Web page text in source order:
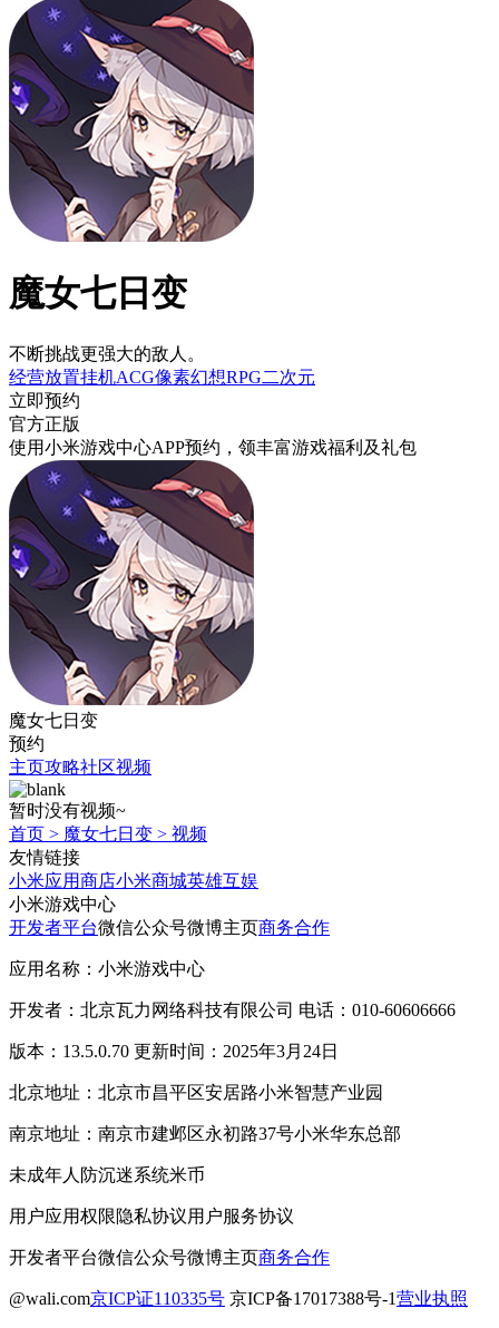
魔女七日变
不断挑战更强大的敌人。
经营放置挂机ACG像素幻想RPG二次元
立即预约
官方正版
使用小米游戏中心APP预约 ，领丰富游戏福利 及礼包
魔女七日变
预约
主页攻略社区视频
暂时没有视频~
首页 > 魔女七日变 > 视频
友情链接
小米应用商店小米商城英雄互娱
小米游戏中心
开发者平台微信公众号微博主页商务合作
应用名称：小米游戏中心
开发者：北京瓦力网络科技有限公司 电话：010-60606666
版本：13.5.0.70 更新时间：2025年3月24日
北京地址：北京市昌平区安居路小米智慧产业园
南京地址：南京市建邺区永初路37号小米华东总部
未成年人防沉迷系统米币
用户应用权限隐私协议用户服务协议
开发者平台微信公众号微博主页商务合作
@wali.com京ICP证110335号 京ICP备17017388号-1营业执照